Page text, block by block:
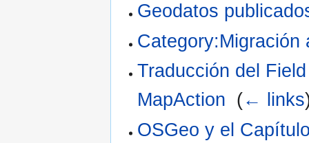
Geodatos
Category:Migración
Traducción del
MapAction (← links
OSGeo y el